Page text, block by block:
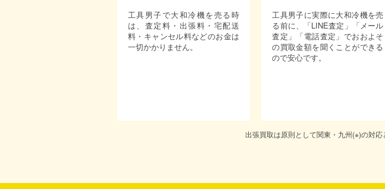
工具男子で大和冷機を売る時
は、査定料・出張料・宅配送
料・キャンセル料などのお金は
一切かかりません。
工具男子に実際に大和冷機を売
る前に、「LINE査定」「メール
査定」「電話査定」でおおよそ
の買取金額を聞くことができる
ので安心です。
出張買取は原則として関東・九州(※)の対